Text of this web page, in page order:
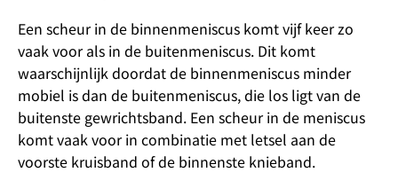
Een scheur in de binnenmeniscus komt vijf keer zo
vaak voor als in de buitenmeniscus. Dit komt
waarschijnlijk doordat de binnenmeniscus minder
mobiel is dan de buitenmeniscus, die los ligt van de
buitenste gewrichtsband. Een scheur in de meniscus
komt vaak voor in combinatie met letsel aan de
voorste kruisband of de binnenste knieband.